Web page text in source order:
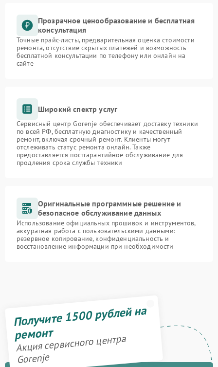
Прозрачное ценообразование и бесплатная
консультация
Точные прайс-листы, предварительная оценка стоимости
ремонта, отсутствие скрытых платежей и возможность
бесплатной консультации по телефону или онлайн на
сайте
Широкий спектр услуг
Сервисный центр Gorenje обеспечивает доставку техники
по всей РФ, бесплатную диагностику и качественный
ремонт, включая срочный ремонт. Клиенты могут
отслеживать статус ремонта онлайн. Также
предоставляется постгарантийное обслуживание для
продления срока службы техники
Оригинальные программные решение и
безопасное обслуживание данных
Использование официальных прошивок и инструментов,
аккуратная работа с пользовательскими данными:
резервное копирование, конфиденциальность и
восстановление информации при необходимости
Получите 1500 рублей на
ремонт
Акция сервисного центра
Gorenje